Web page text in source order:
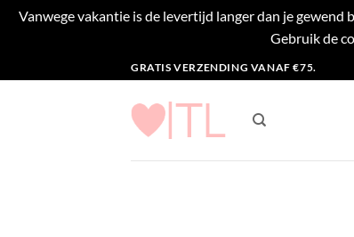
Vanwege vakantie is de levertijd langer dan je
Gebruik de
naar
GRATIS VERZENDING VANAF €75.